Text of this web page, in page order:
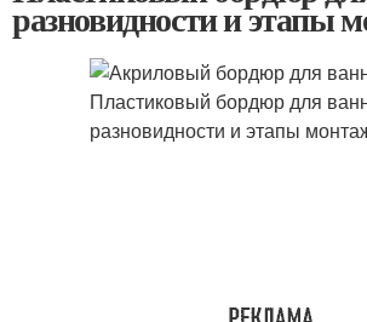
разновидности и этапы